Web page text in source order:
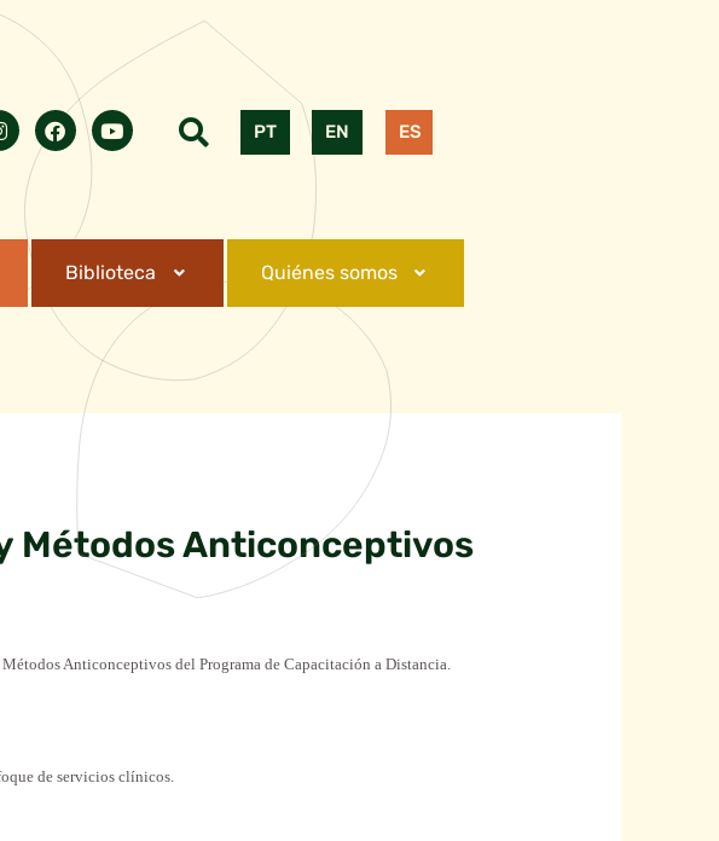
PT EN ES
Biblioteca Quiénes somos
Métodos Anticonceptivos
Anticonceptivos del Programa de Capacitación a Distancia.
de servicios clínicos.